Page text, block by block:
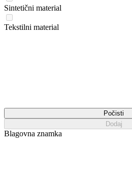
Sintetični material
Tekstilni material
Počisti
Dodaj
Blagovna znamka